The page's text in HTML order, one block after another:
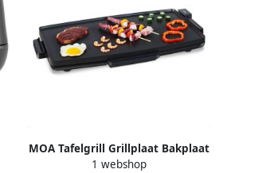
MOA Tafelgrill Grillplaat Bakplaat
Teppanyaki Elektrisch 68 x 36 cm
1 webshop